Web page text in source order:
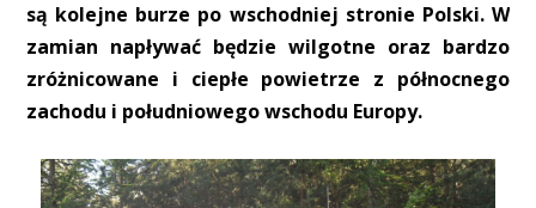
są kolejne burze po wschodniej stronie Polski. W
zamian napływać będzie wilgotne oraz bardzo
zróżnicowane i ciepłe powietrze z północnego
zachodu i południowego wschodu Europy.